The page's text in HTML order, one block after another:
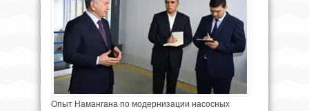
Опыт Намангана по модернизации насосных